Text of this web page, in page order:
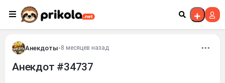
Перейти к контенту
Анекдоты•8 месяцев назад
Анекдот #34737